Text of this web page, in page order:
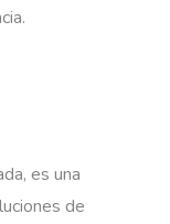
es una
de